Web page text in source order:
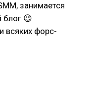
занимается
блог 😉
всяких форс-